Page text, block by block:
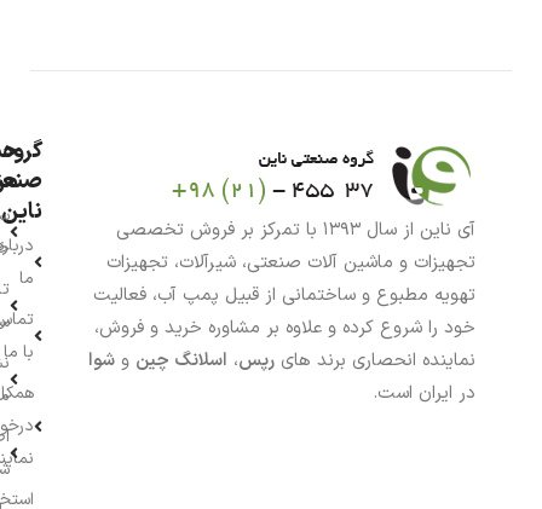
آی ناین از سال ۱۳۹۳ با تمرکز بر فروش تخصصی
تجهیزات و ماشین آلات صنعتی، شیرآلات، تجهیزات
تهویه مطبوع و ساختمانی از قبیل پمپ آب، فعالیت
خود را شروع کرده و علاوه بر مشاوره خرید و فروش،
نماینده انحصاری برند های رپس، اسلانگ چین و شوا
در ایران است.
گروه
ناین
ما
با ما